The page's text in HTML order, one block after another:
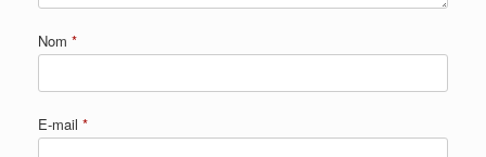
Nom *
E-mail *